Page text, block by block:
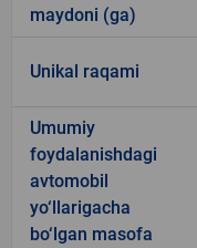
maydoni (ga)
Unikal raqami
Umumiy
foydalanishdagi
avtomobil
yo‘llarigacha
bo‘lgan masofa